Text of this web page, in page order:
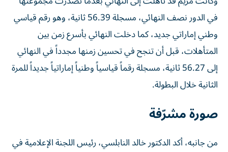
في الدور نصف النهائي، مسجلة 56.39 ثانية، وهو رقم قياسي
وطني إماراتي جديد، كما دخلت النهائي بأسرع زمن بين
المتأهلات، قبل أن تنجح في تحسين زمنها مجدداً في النهائي
إلى 56.27 ثانية، مسجلة رقماً قياسياً وطنياً إماراتياً جديداً للمرة
الثانية خلال البطولة.
صورة مشرّفة
من جانبه، أكد الدكتور خالد النابلسي، رئيس اللجنة الإعلامية في